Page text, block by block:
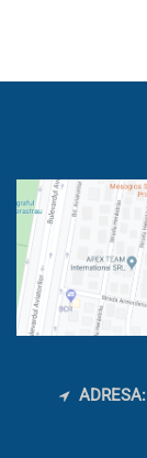
ADRESA: